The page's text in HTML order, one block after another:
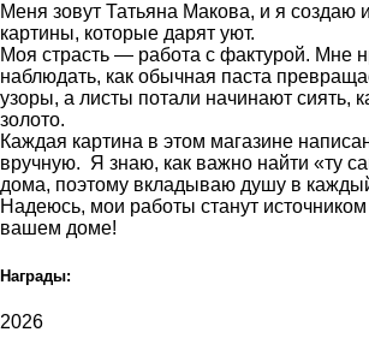
Меня зовут Татьяна Макова, и я создаю
картины, которые дарят уют.
Моя страсть — работа с фактурой. Мне
наблюдать, как обычная паста
узоры, а листы потали начинают сиять,
золото.
Каждая картина в этом магазине
вручную. Я знаю, как важно найти «ту
дома, поэтому вкладываю душу в
Надеюсь, мои работы станут
вашем доме!
Награды:
2026